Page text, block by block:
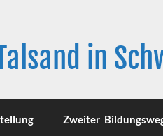
in
Zweiter